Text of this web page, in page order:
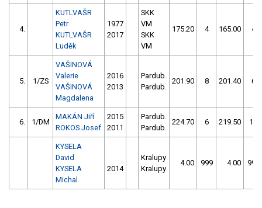
4.
KUTLVAŠR
Petr
KUTLVAŠR
Luděk
1977
2017
SKK
VM
SKK
VM
175.20 4 165.00 4
5. 1/ZS
VAŠINOVÁ
Valerie
VAŠINOVÁ
Magdalena
2016
2013
Pardub.
Pardub.
201.90 8 201.40 6
6. 1/DM
MAKÁN Jiří
ROKOS Josef
2015
2011
Pardub.
Pardub.
224.70 6 219.50 14
KYSELA
David
KYSELA
Michal
2014
Kralupy
Kralupy
4.00 999 4.00 999